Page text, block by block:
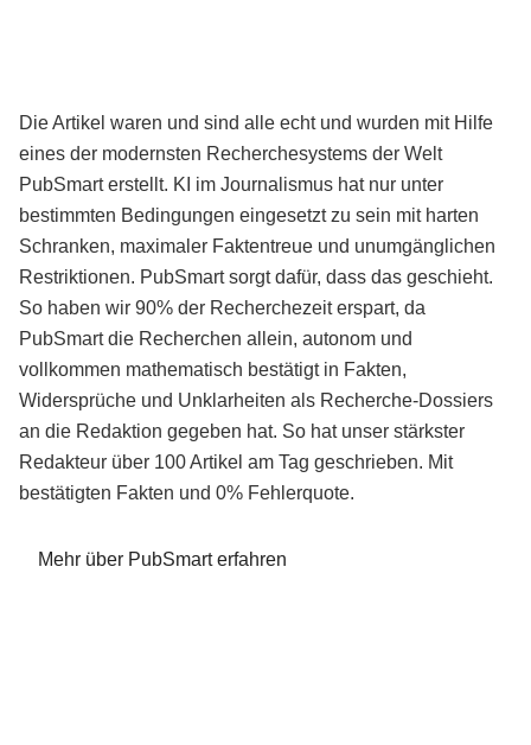
Die Artikel waren und sind alle echt und wurden mit Hilfe
eines der modernsten Recherchesystems der Welt
PubSmart erstellt. KI im Journalismus hat nur unter
bestimmten Bedingungen eingesetzt zu sein mit harten
Schranken, maximaler Faktentreue und unumgänglichen
Restriktionen. PubSmart sorgt dafür, dass das geschieht.
So haben wir 90% der Recherchezeit erspart, da
PubSmart die Recherchen allein, autonom und
vollkommen mathematisch bestätigt in Fakten,
Widersprüche und Unklarheiten als Recherche-Dossiers
an die Redaktion gegeben hat. So hat unser stärkster
Redakteur über 100 Artikel am Tag geschrieben. Mit
bestätigten Fakten und 0% Fehlerquote.
Mehr über PubSmart erfahren